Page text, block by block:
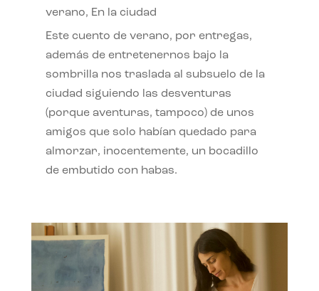
verano, En la ciudad
Este cuento de verano, por entregas,
además de entretenernos bajo la
sombrilla nos traslada al subsuelo de la
ciudad siguiendo las desventuras
(porque aventuras, tampoco) de unos
amigos que solo habían quedado para
almorzar, inocentemente, un bocadillo
de embutido con habas.